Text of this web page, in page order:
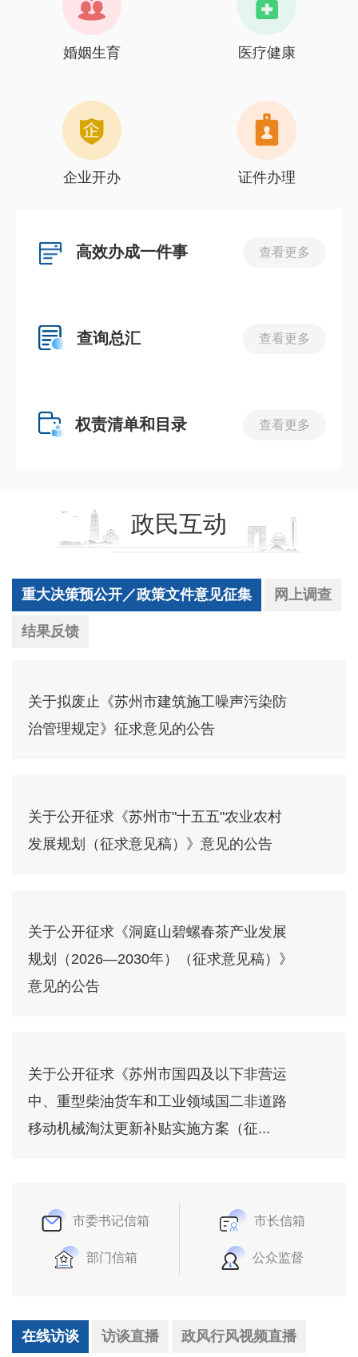
婚姻生育 医疗健康
企业开办 证件办理
高效办成一件事 查看更多
查询总汇 查看更多
权责清单和目录 查看更多
政民互动
重大决策预公开／政策文件意见征集 网上调查
结果反馈
关于拟废止《苏州市建筑施工噪声污染防
治管理规定》征求意见的公告
关于公开征求《苏州市"十五五"农业农村
发展规划（征求意见稿）》意见的公告
关于公开征求《洞庭山碧螺春茶产业发展
规划（2026—2030年）（征求意见稿）》
意见的公告
关于公开征求《苏州市国四及以下非营运
中、重型柴油货车和工业领域国二非道路
移动机械淘汰更新补贴实施方案（征...
市委书记信箱 市长信箱
部门信箱 公众监督
在线访谈 访谈直播 政风行风视频直播